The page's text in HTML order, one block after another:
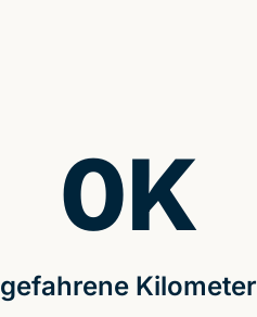
gefahrene Kilometer
0K